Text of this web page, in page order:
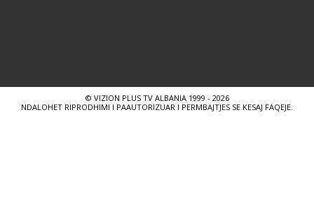
© VIZION PLUS TV ALBANIA 1999 - 2026
NDALOHET RIPRODHIMI I PAAUTORIZUAR I PERMBAJTJES SE KESAJ FAQEJE.